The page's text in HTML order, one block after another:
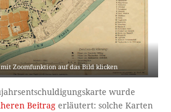
Zoomfunktion auf das Bild klicken
wurde
Beitrag erläutert: solche Karten